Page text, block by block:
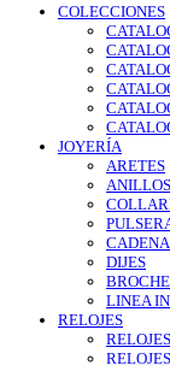
COLECCIONES
JOYERÍA
ARETES
ANILLOS
DIJES
LINEA
RELOJES